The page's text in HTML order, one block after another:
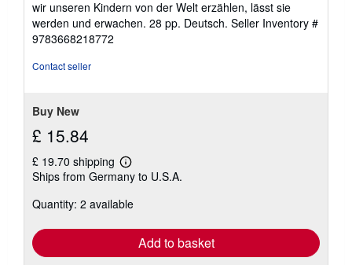
wir unseren Kindern von der Welt erzählen, lässt sie
werden und erwachen. 28 pp. Deutsch. Seller Inventory #
9783668218772
Contact seller
Buy New
£ 15.84
£ 19.70 shipping
Learn
more
shipping
Ships from Germany to U.S.A.
Quantity: 2 available
Add to basket